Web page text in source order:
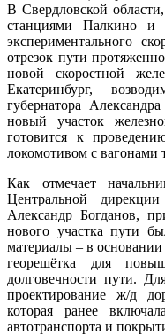
В Свердловской
станциями Палкино и
экспериментального
отрезок пути
новой скоростной
Екатеринбург,
губернатора
новый участок
готовится к
локомотивом с вагонами
Как отмечает
Центральной
Александр Богданов,
нового участка пути
материалы – в
георешётка для
долговечности пути.
проектирование ж/д
которая ранее
автотранспорта и